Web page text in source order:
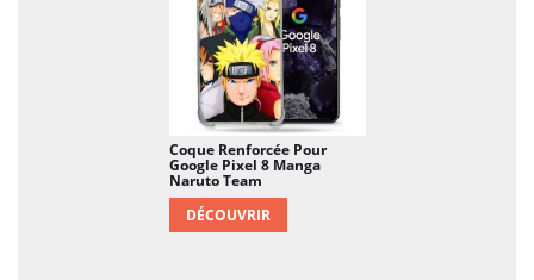
Coque Renforcée Pour
Google Pixel 8 Manga
Naruto Team
DÉCOUVRIR